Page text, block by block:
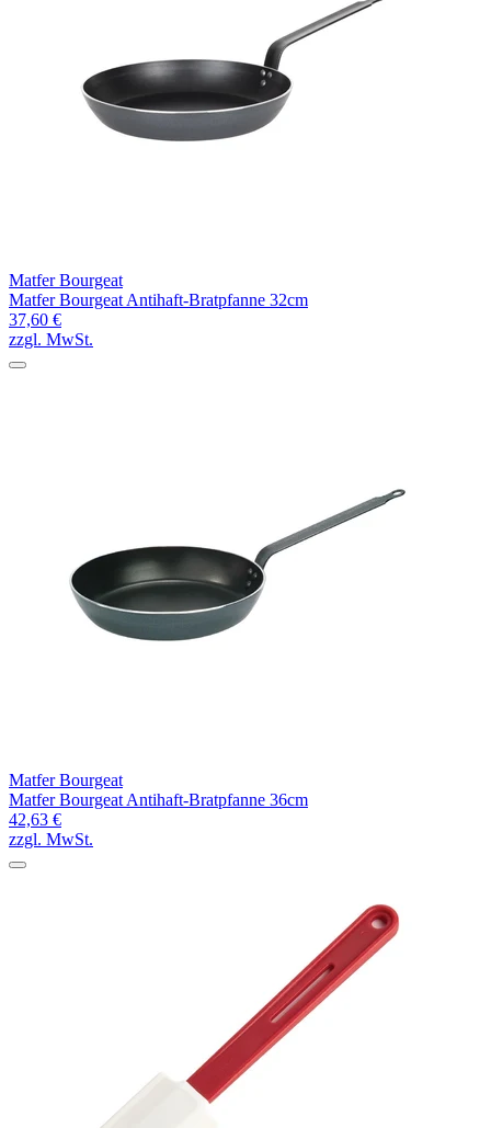
Matfer Bourgeat
Matfer Bourgeat Antihaft-Bratpfanne 32cm
37,60 €
zzgl. MwSt.
Matfer Bourgeat
Matfer Bourgeat Antihaft-Bratpfanne 36cm
42,63 €
zzgl. MwSt.